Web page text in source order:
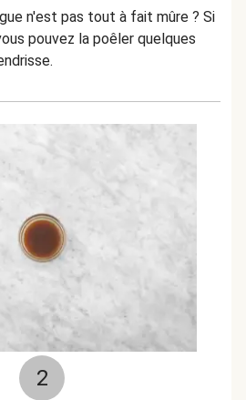
n'est pas tout à fait mûre ? Si
pouvez la poêler quelques
2